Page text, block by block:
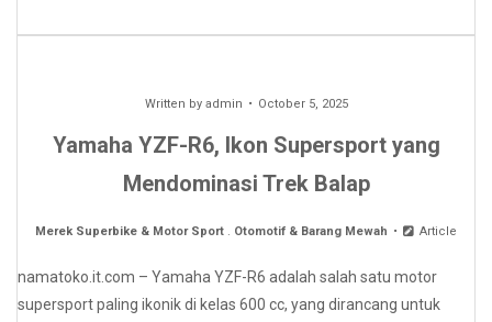
Written by admin October 5, 2025
Yamaha YZF-R6, Ikon Supersport yang
Mendominasi Trek Balap
Merek Superbike & Motor Sport . Otomotif & Barang Mewah Article
namatoko.it.com – Yamaha YZF-R6 adalah salah satu motor
supersport paling ikonik di kelas 600 cc, yang dirancang untuk